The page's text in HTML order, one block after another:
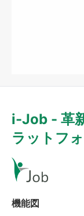
i-Job - 革
ラットフ
機能図